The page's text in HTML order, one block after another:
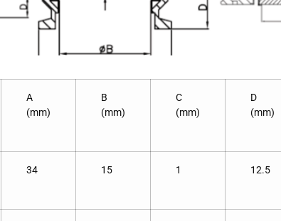
A
(mm)
B
(mm)
C
(mm)
D
(mm)
34 15 1 12.5